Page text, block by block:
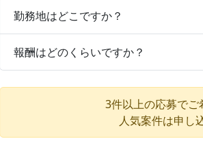
勤務地はどこですか？
報酬はどのくらいですか？
3件以上の応募で
人気案件は申し